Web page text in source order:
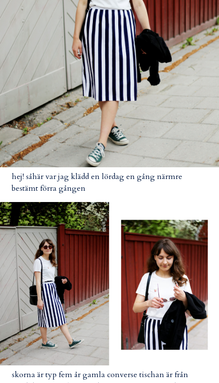
hej! såhär var jag klädd en lördag en gång närmre
bestämt förra gången
skorna är typ fem år gamla converse tischan är från